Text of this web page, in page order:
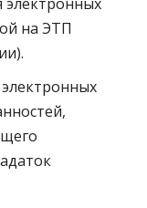
на ЭТП
электронных